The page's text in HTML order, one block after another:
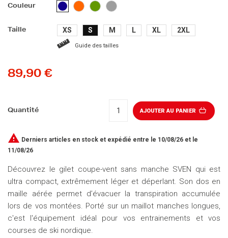
Couleur
BLEU
FONCÉ
ORANGEVERTGRIS
Taille XS S M L XL 2XL
Guide des tailles
89,90 €
Quantité AJOUTER AU PANIER
 Derniers articles en stock et expédié entre le 10/08/26 et le
11/08/26
Découvrez le gilet coupe-vent sans manche SVEN qui est
ultra compact, extrêmement léger et déperlant. Son dos en
maille aérée permet d’évacuer la transpiration accumulée
lors de vos montées. Porté sur un maillot manches longues,
c'est l'équipement idéal pour vos entrainements et vos
courses de ski nordique.